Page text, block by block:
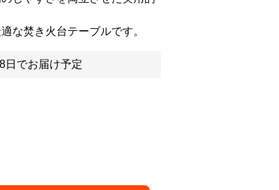
な焚き火台テーブルです。
日でお届け予定